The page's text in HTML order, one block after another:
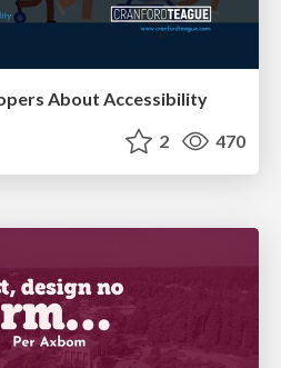
About Accessibility
2 470